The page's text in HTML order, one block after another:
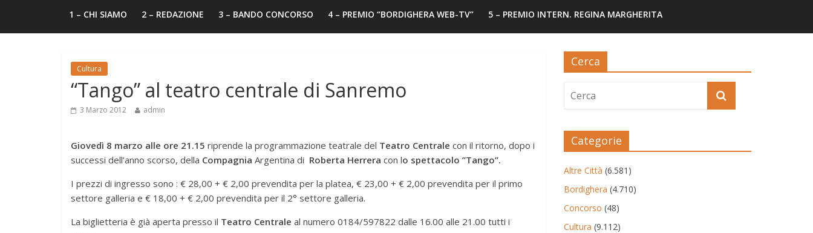
1 – CHI SIAMO 2 – REDAZIONE 3 – BANDO CONCORSO 4 – PREMIO “BORDIGHERA WEB-TV” 5 – PREMIO INTERN. REGINA MARGHERITA
Cultura
“Tango” al teatro centrale di Sanremo
3 Marzo 2012 admin
Giovedì 8 marzo alle ore 21.15 riprende la programmazione teatrale del Teatro Centrale con il ritorno, dopo i
successi dell’anno scorso, della Compagnia Argentina di Roberta Herrera con lo spettacolo ”Tango”.
I prezzi di ingresso sono : € 28,00 + € 2,00 prevendita per la platea, € 23,00 + € 2,00 prevendita per il primo
settore galleria e € 18,00 + € 2,00 prevendita per il 2° settore galleria.
La biglietteria è già aperta presso il Teatro Centrale al numero 0184/597822 dalle 16.00 alle 21.00 tutti i
Cerca
Categorie
Altre Città (6.581)
Bordighera (4.710)
Concorso (48)
Cultura (9.112)